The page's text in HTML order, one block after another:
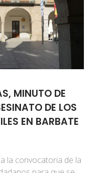
MINUTO DE
DE LOS
EN BARBATE
la convocatoria de la